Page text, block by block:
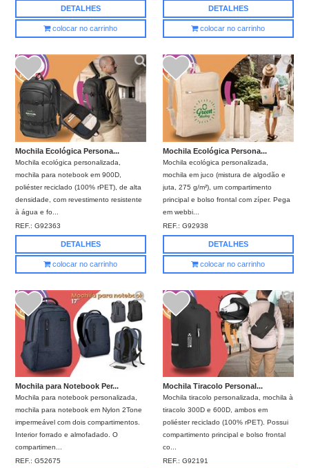
DETALHES
colocar no carrinho
DETALHES
colocar no carrinho
Mochila Ecológica Persona...
Mochila ecológica personalizada,
mochila para notebook em 900D,
poliéster reciclado (100% rPET), de alta
densidade, com revestimento resistente
à água e fo...
REF.:G92363
DETALHES
colocar no carrinho
Mochila Ecológica Persona...
Mochila ecológica personalizada,
mochila em juco (mistura de algodão e
juta, 275 g/m²), um compartimento
principal e bolso frontal com zíper. Pega
em webbi...
REF.:G92938
DETALHES
colocar no carrinho
Mochila para Notebook Per...
Mochila para notebook personalizada,
mochila para notebook em Nylon 2Tone
impermeável com dois compartimentos.
Interior forrado e almofadado. O
compartimen...
REF.:G52675
Mochila Tiracolo Personal...
Mochila tiracolo personalizada, mochila à
tiracolo 300D e 600D, ambos em
poliéster reciclado (100% rPET). Possui
compartimento principal e bolso frontal
co...
REF.:G92191